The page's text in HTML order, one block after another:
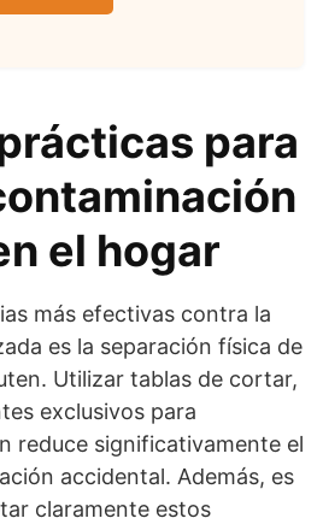
para
el hogar
más efectivas contra la
es la separación física de
Utilizar tablas de cortar,
exclusivos para
reduce significativamente el
accidental. Además, es
claramente estos